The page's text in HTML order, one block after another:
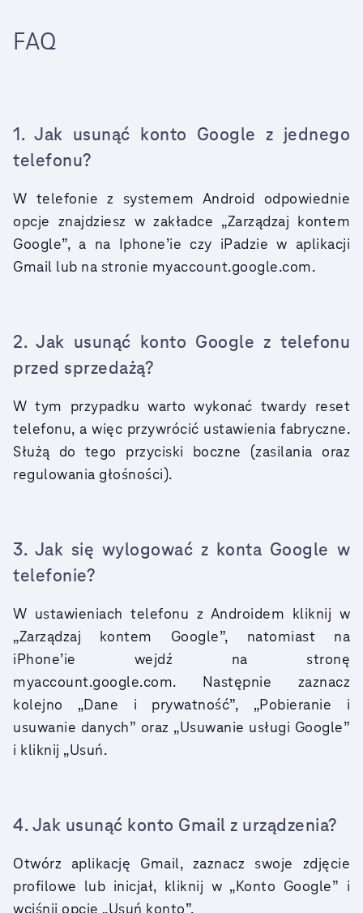
FAQ
1. Jak usunąć konto Google z jednego
telefonu?
W telefonie z systemem Android odpowiednie
opcje znajdziesz w zakładce „Zarządzaj kontem
Google”, a na Iphone’ie czy iPadzie w aplikacji
Gmail lub na stronie myaccount.google.com.
2. Jak usunąć konto Google z telefonu
przed sprzedażą?
W tym przypadku warto wykonać twardy reset
telefonu, a więc przywrócić ustawienia fabryczne.
Służą do tego przyciski boczne (zasilania oraz
regulowania głośności).
3. Jak się wylogować z konta Google w
telefonie?
W ustawieniach telefonu z Androidem kliknij w
„Zarządzaj kontem Google”, natomiast na
iPhone’ie wejdź na stronę
myaccount.google.com. Następnie zaznacz
kolejno „Dane i prywatność”, „Pobieranie i
usuwanie danych” oraz „Usuwanie usługi Google”
i kliknij „Usuń.
4. Jak usunąć konto Gmail z urządzenia?
Otwórz aplikację Gmail, zaznacz swoje zdjęcie
profilowe lub inicjał, kliknij w „Konto Google” i
wciśnij opcję „Usuń konto”.